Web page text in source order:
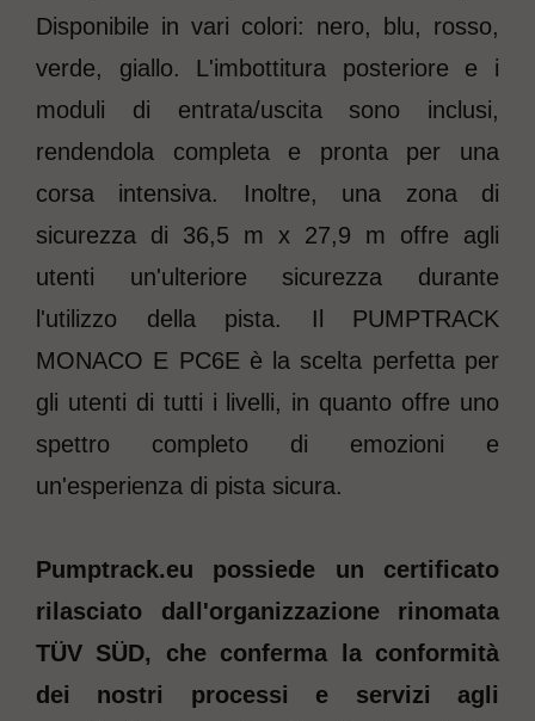
Disponibile in vari colori: nero, blu, rosso,
verde, giallo. L'imbottitura posteriore e i
moduli di entrata/uscita sono inclusi,
rendendola completa e pronta per una
corsa intensiva. Inoltre, una zona di
sicurezza di 36,5 m x 27,9 m offre agli
utenti un'ulteriore sicurezza durante
l'utilizzo della pista. Il PUMPTRACK
MONACO E PC6E è la scelta perfetta per
gli utenti di tutti i livelli, in quanto offre uno
spettro completo di emozioni e
un'esperienza di pista sicura.
Pumptrack.eu possiede un certificato
rilasciato dall'organizzazione rinomata
TÜV SÜD, che conferma la conformità
dei nostri processi e servizi agli